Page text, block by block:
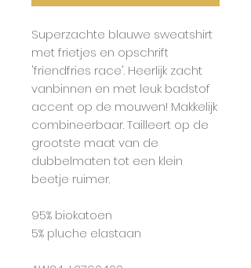
Superzachte blauwe sweatshirt
met frietjes en opschrift
'friendfries race'. Heerlijk zacht
vanbinnen en met leuk badstof
accent op de mouwen! Makkelijk
combineerbaar. Tailleert op de
grootste maat van de
dubbelmaten tot een klein
beetje ruimer.
95% biokatoen
5% pluche elastaan